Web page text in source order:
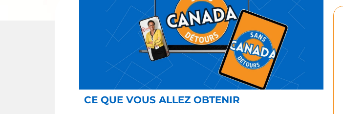
CE QUE VOUS ALLEZ OBTENIR